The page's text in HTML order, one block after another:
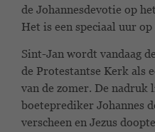
de Johannesdevotie op
Het is een speciaal uur
Sint-Jan wordt vandaag
de Protestantse Kerk als
van de zomer. De nadruk
boeteprediker Johannes
verscheen en Jezus